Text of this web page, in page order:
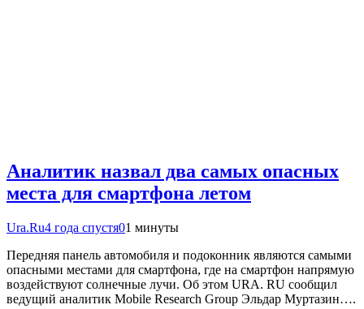
Аналитик назвал два самых опасных
места для смартфона летом
Ura.Ru4 года спустя01 минуты
Передняя панель автомобиля и подоконник являются самыми
опасными местами для смартфона, где на смартфон напрямую
воздействуют солнечные лучи. Об этом URA. RU сообщил
ведущий аналитик Mobile Research Group Эльдар Муртазин….